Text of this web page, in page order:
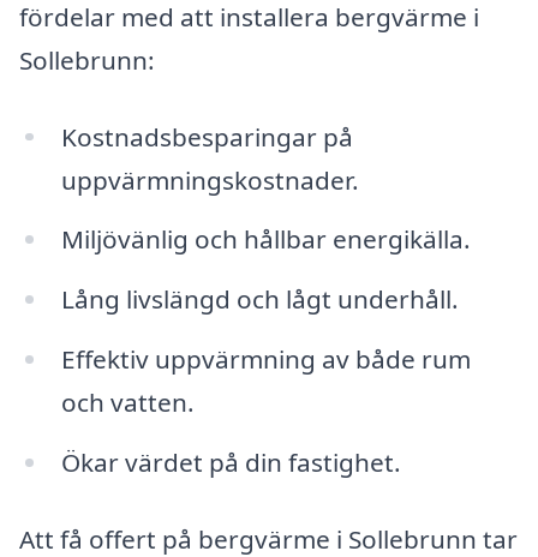
fördelar med att installera bergvärme i
Sollebrunn:
Kostnadsbesparingar på
uppvärmningskostnader.
Miljövänlig och hållbar energikälla.
Lång livslängd och lågt underhåll.
Effektiv uppvärmning av både rum
och vatten.
Ökar värdet på din fastighet.
Att få offert på bergvärme i Sollebrunn tar